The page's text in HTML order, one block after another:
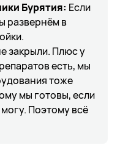
Бурятия: Если
развернём в
закрыли. Плюс у
есть, мы
тоже
мы готовы, если
Поэтому всё